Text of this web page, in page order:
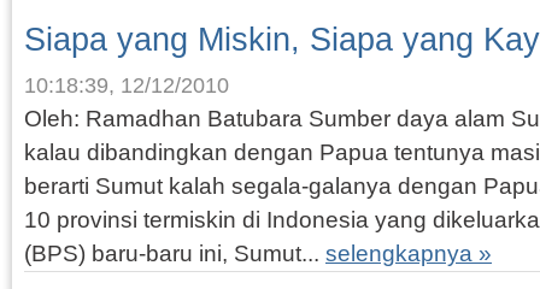
Siapa yang Miskin, Siapa yang
10:18:39, 12/12/2010
Oleh: Ramadhan Batubara Sumber daya alam
kalau dibandingkan dengan Papua tentunya
berarti Sumut kalah segala-galanya dengan
10 provinsi termiskin di Indonesia yang
(BPS) baru-baru ini, Sumut... selengkapnya »